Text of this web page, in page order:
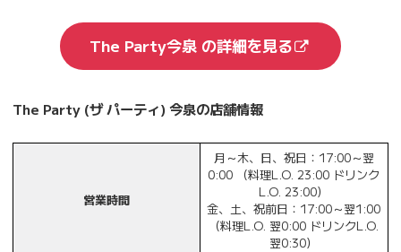
The Party今泉 の詳細を見る
The Party (ザ パーティ) 今泉の店舗情報
営業時間
月～木、日、祝日：17:00～翌
0:00 （料理L.O. 23:00 ドリンク
L.O. 23:00）
金、土、祝前日：17:00～翌1:00
（料理L.O. 翌0:00 ドリンクL.O.
翌0:30）